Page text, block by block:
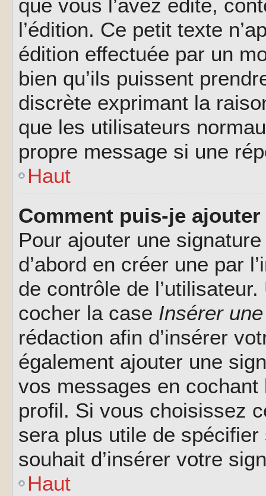
que vous l’avez édité,
l’édition. Ce petit texte
édition effectuée par un
bien qu’ils puissent
discrète exprimant la
que les utilisateurs
propre message si une
Haut
Comment puis-je
Pour ajouter une
d’abord en créer une par
de contrôle de
cocher la case Insérer
rédaction afin d’insérer
également ajouter une
vos messages en
profil. Si vous choisissez
sera plus utile de
souhait d’insérer votre
Haut